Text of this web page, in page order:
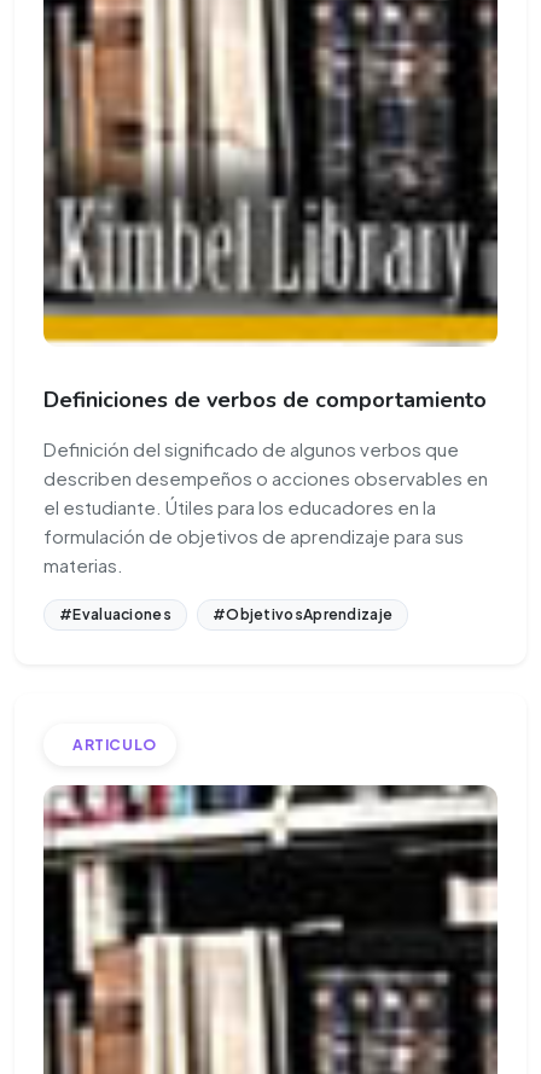
Definiciones de verbos de comportamiento
Definición del significado de algunos verbos que
describen desempeños o acciones observables en
el estudiante. Útiles para los educadores en la
formulación de objetivos de aprendizaje para sus
materias.
#Evaluaciones #ObjetivosAprendizaje
ARTICULO